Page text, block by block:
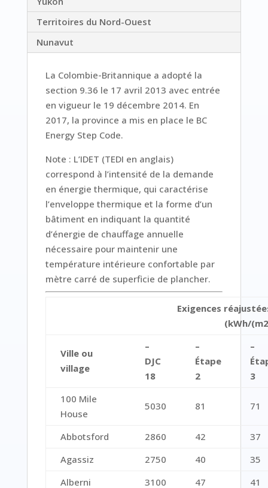
Territoires du Nord-Ouest
Nunavut
La Colombie-Britannique a adopté la
section 9.36 le 17 avril 2013 avec entrée
en vigueur le 19 décembre 2014. En
2017, la province a mis en place le BC
Energy Step Code.
Note : L’IDET (TEDI en anglais)
correspond à l’intensité de la demande
en énergie thermique, qui caractérise
l’enveloppe thermique et la forme d’un
bâtiment en indiquant la quantité
d’énergie de chauffage annuelle
nécessaire pour maintenir une
température intérieure confortable par
mètre carré de superficie de plancher.
Exigences
(kWh/
Ville ou
village
–
DJC
18
–
Étape
2
–
3
100 Mile
House
5030 81 71
Abbotsford 2860 42
37
Agassiz
2750 40
35
Alberni
3100 47
41